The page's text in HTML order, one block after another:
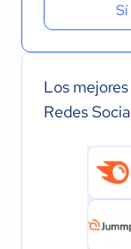
Sí
Los
Redes